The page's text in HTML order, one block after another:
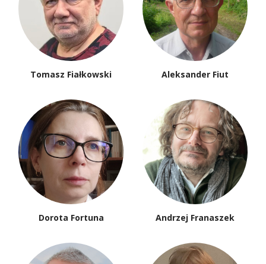
Tomasz Fiałkowski Aleksander Fiut
Dorota Fortuna Andrzej Franaszek